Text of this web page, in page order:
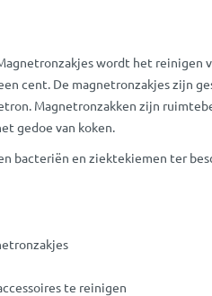
wordt het reinigen
cent. De magnetronzakjes zijn
Magnetronzakken zijn
gedoe van koken.
bacteriën en ziektekiemen ter
te reinigen